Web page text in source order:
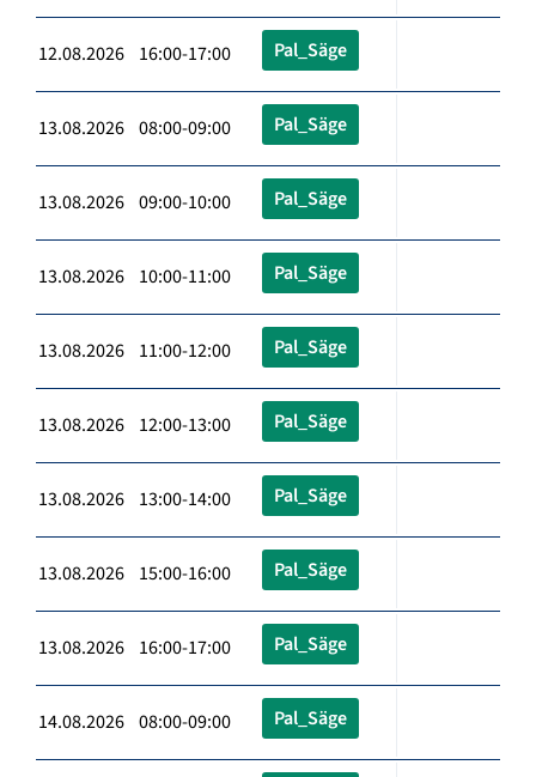
12.08.2026 16:00-17:00 Pal_Säge
13.08.2026 08:00-09:00 Pal_Säge
13.08.2026 09:00-10:00 Pal_Säge
13.08.2026 10:00-11:00 Pal_Säge
13.08.2026 11:00-12:00 Pal_Säge
13.08.2026 12:00-13:00 Pal_Säge
13.08.2026 13:00-14:00 Pal_Säge
13.08.2026 15:00-16:00 Pal_Säge
13.08.2026 16:00-17:00 Pal_Säge
14.08.2026 08:00-09:00 Pal_Säge